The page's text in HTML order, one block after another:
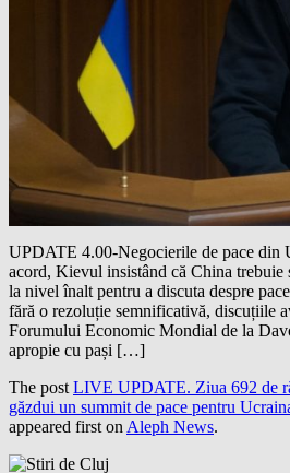
UPDATE 4.00-Negocierile de pace din
acord, Kievul insistând că China
la nivel înalt pentru a discuta despre
fără o rezoluție semnificativă, discuțiile
Forumului Economic Mondial de la
apropie cu pași […]
The postLIVE UPDATE. Ziua 692 de
găzdui un summit de pace pentru
appeared first onAleph News.